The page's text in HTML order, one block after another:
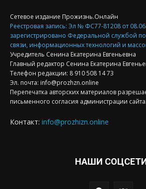
Сетевое издание Прожизнь.Онлайн
Реестровая запись: Эл № ФС77-81208 от
зарегистрировано Федеральной службой
связи, информационных технологий и
Учредитель Сенина Екатерина Евгеньевна
Главный редактор Сенина Екатерина
Телефон редакции: 8 910 508 14 73
Эл. почта: info@prozhzn.online
Перепечатка авторских материалов
письменного согласия администрации
Контакт: info@prozhizn.online
НАШИ